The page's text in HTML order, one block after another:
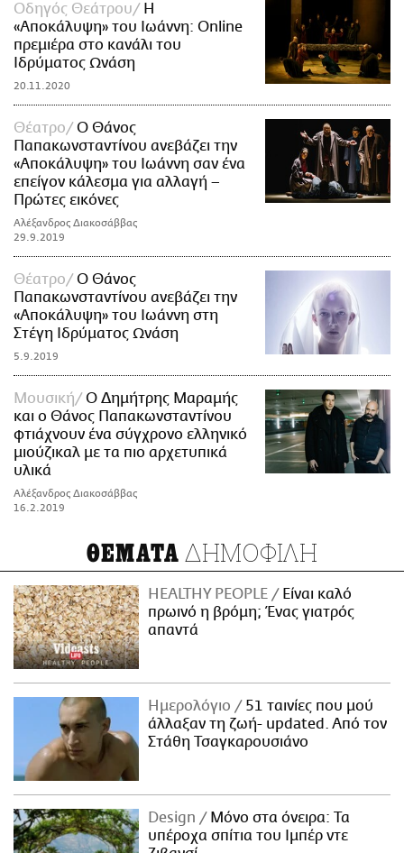
Οδηγός Θεάτρου
Η
«Αποκάλυψη» του Ιωάννη: Online
πρεμιέρα στο κανάλι του
Ιδρύματος Ωνάση
20.11.2020
Θέατρο
Ο Θάνος
Παπακωνσταντίνου ανεβάζει την
«Αποκάλυψη» του Ιωάννη σαν ένα
επείγον κάλεσμα για αλλαγή –
Πρώτες εικόνες
Αλέξανδρος Διακοσάββας
29.9.2019
Θέατρο
Ο Θάνος
Παπακωνσταντίνου ανεβάζει την
«Αποκάλυψη» του Ιωάννη στη
Στέγη Ιδρύματος Ωνάση
5.9.2019
Μουσική
Ο Δημήτρης Μαραμής
και ο Θάνος Παπακωνσταντίνου
φτιάχνουν ένα σύγχρονο ελληνικό
μιούζικαλ με τα πιο αρχετυπικά
υλικά
Αλέξανδρος Διακοσάββας
16.2.2019
ΘΕΜΑΤΑ ΔΗΜΟΦΙΛΗ
HEALTHY PEOPLE
Είναι καλό
πρωινό η βρόμη; Ένας γιατρός
απαντά
Ημερολόγιο
51 ταινίες που μού
άλλαξαν τη ζωή- updated. Aπό τον
Στάθη Τσαγκαρουσιάνο
Design
Μόνο στα όνειρα: Τα
υπέροχα σπίτια του Ιμπέρ ντε